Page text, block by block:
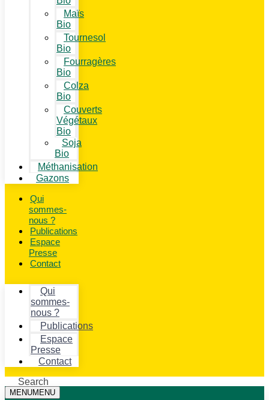
Maïs
Bio
Tournesol
Bio
Fourragères
Bio
Colza
Bio
Couverts
Végétaux
Bio
Soja
Bio
Méthanisation
Gazons
Qui
sommes-
nous ?
Publications
Espace
Presse
Contact
Qui
sommes-
nous ?
Publications
Espace
Presse
Contact
Search
MENUMENU